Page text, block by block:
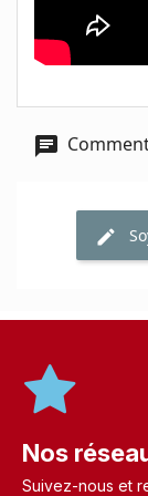
Nos
Suivez-nous et